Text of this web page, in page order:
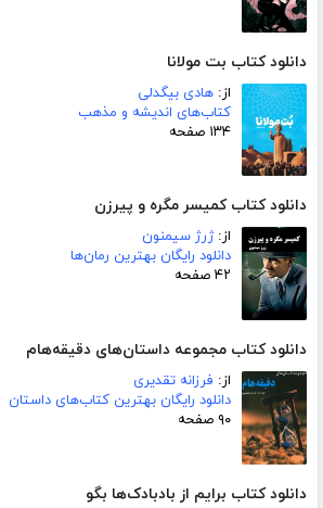
دانلود کتاب بت مولانا
از: هادی بیگدلی
کتاب‌های اندیشه و مذهب
۱۳۴ صفحه
دانلود کتاب کمیسر مگره و پیرزن
از:ژرژ سیمنون
دانلود رایگان بهترین رمان‌ها
۴۲ صفحه
دانلود کتاب مجموعه داستان‌های دقیقه‌هام
از: فرزانه تقدیری
دانلود رایگان بهترین کتاب‌های داستان
۹۰ صفحه
دانلود کتاب برایم از بادبادک‌ها بگو